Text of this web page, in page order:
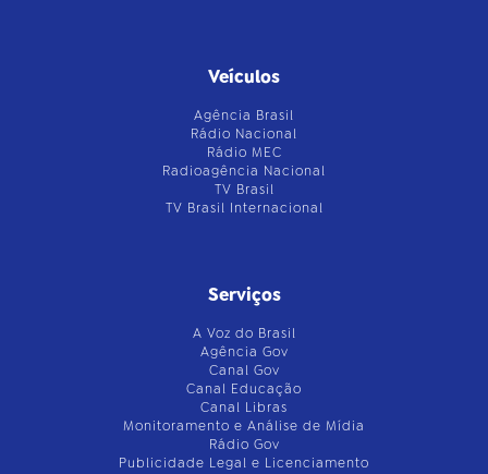
Veículos
Agência Brasil
Rádio Nacional
Rádio MEC
Radioagência Nacional
TV Brasil
TV Brasil Internacional
Serviços
A Voz do Brasil
Agência Gov
Canal Gov
Canal Educação
Canal Libras
Monitoramento e Análise de Mídia
Rádio Gov
Publicidade Legal e Licenciamento